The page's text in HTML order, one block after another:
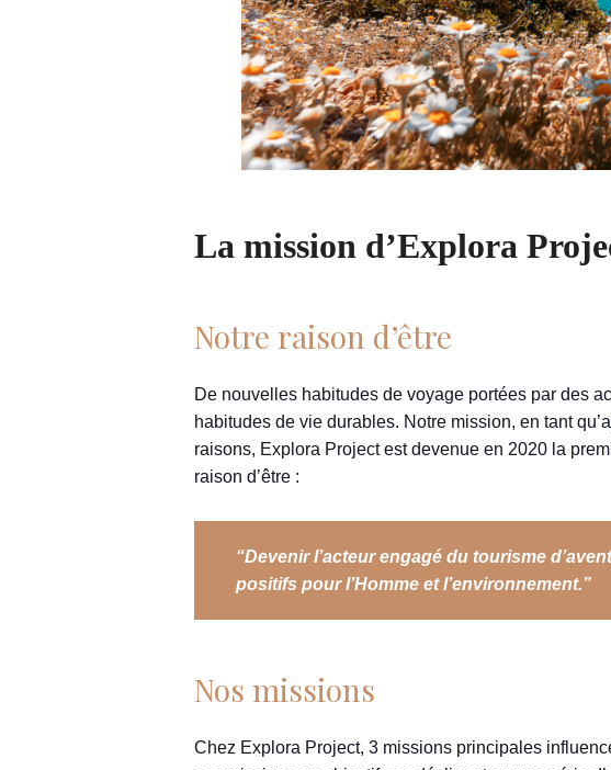
La mission d’Explora
Notre raison d’être
De nouvelles habitudes de voyage portées par des
habitudes de vie durables. Notre mission, en tant
raisons, Explora Project est devenue en 2020 la
raison d’être :
“Devenir l’acteur engagé du tourisme
positifs pour l’Homme et l’environnement.”
Nos missions
Chez Explora Project, 3 missions principales